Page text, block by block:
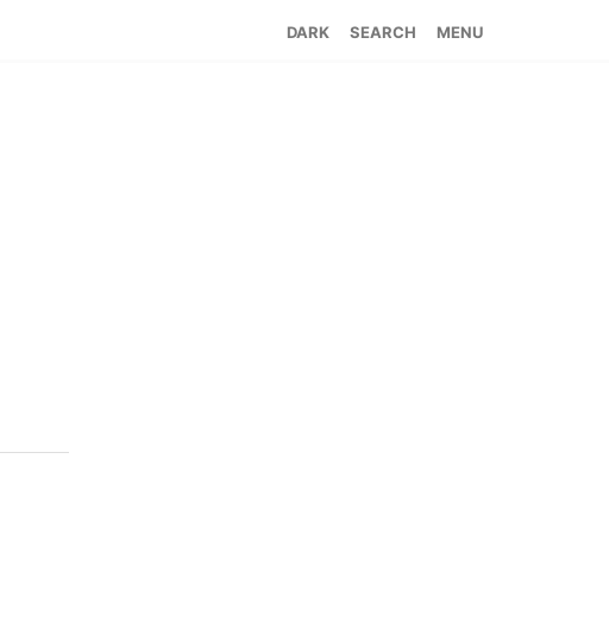
SEARCH MENU